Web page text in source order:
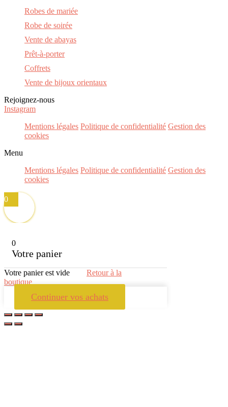
Robes de mariée
Robe de soirée
Vente de abayas
Prêt-à-porter
Coffrets
Vente de bijoux orientaux
Rejoignez-nous
Instagram
Mentions légales Politique de confidentialité Gestion des
cookies
Menu
Mentions légales Politique de confidentialité Gestion des
cookies
0
0
Votre panier
Votre panier est vide
Retour à la
boutique
Continuer vos achats